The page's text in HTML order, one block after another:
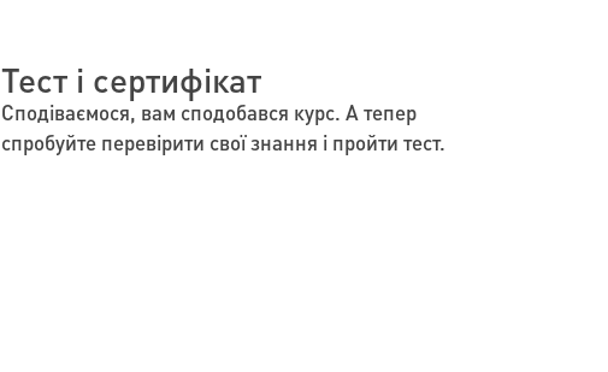
Тест і сертифікат
Сподіваємося, вам сподобався курс. А тепер
спробуйте перевірити свої знання і пройти тест.